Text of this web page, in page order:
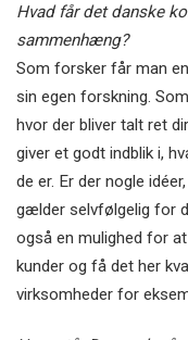
Hvad får det danske
sammenhæng?
Som forsker får man
sin egen forskning.
hvor der bliver talt ret
giver et godt indblik i,
de er. Er der nogle
gælder selvfølgelig for
også en mulighed for
kunder og få det her
virksomheder for